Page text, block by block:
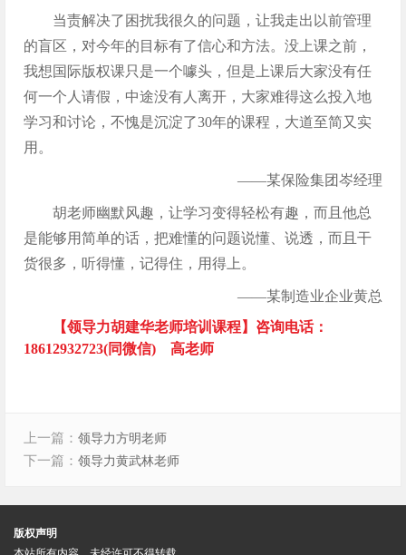
当责解决了困扰我很久的问题，让我走出以前管理
的盲区，对今年的目标有了信心和方法。没上课之前，
我想国际版权课只是一个噱头，但是上课后大家没有任
何一个人请假，中途没有人离开，大家难得这么投入地
学习和讨论，不愧是沉淀了30年的课程，大道至简又实
用。
——某保险集团岑经理
胡老师幽默风趣，让学习变得轻松有趣，而且他总
是能够用简单的话，把难懂的问题说懂、说透，而且干
货很多，听得懂，记得住，用得上。
——某制造业企业黄总
【领导力胡建华老师培训课程】咨询电话：
18612932723(同微信) 高老师
上一篇： 领导力方明老师
下一篇： 领导力黄武林老师
版权声明